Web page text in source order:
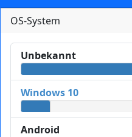
OS-System
Unbekannt
Windows 10
Android